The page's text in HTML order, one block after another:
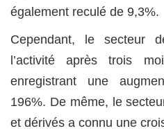
également reculé de 9,3%.
Cependant, le secteur
l’activité après trois
enregistrant une
196%. De même, le
et dérivés a connu une